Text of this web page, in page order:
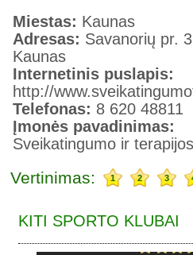
Miestas: Kaunas
Adresas: Savanorių pr.
Kaunas
Internetinis puslapis:
http://
Telefonas: 8 620 48811
Įmonės pavadinimas:
Sveikatingumo ir
Vertinimas: 1 2 3
KITI SPORTO KLUBAI